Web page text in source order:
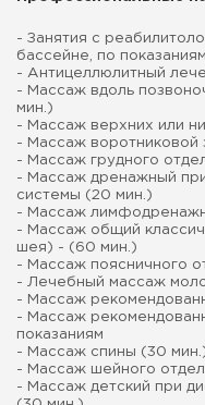
- Занятия с
бассейне, по
- Антицеллюлитный
- Массаж вдоль
мин.)
- Массаж верхних или
- Массаж воротниковой
- Массаж грудного
- Массаж дренажный
системы (20 мин.)
- Массаж
- Массаж общий
шея) - (60 мин.)
- Массаж поясничного
- Лечебный массаж
- Массаж
- Массаж
показаниям
- Массаж спины (30
- Массаж шейного
- Массаж детский при